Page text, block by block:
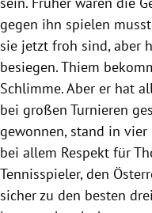
gegen ihn spielen
sie jetzt froh sind, aber
besiegen. Thiem
Schlimme. Aber er hat
bei großen Turnieren
gewonnen, stand in
bei allem Respekt für
Tennisspieler, den
sicher zu den besten